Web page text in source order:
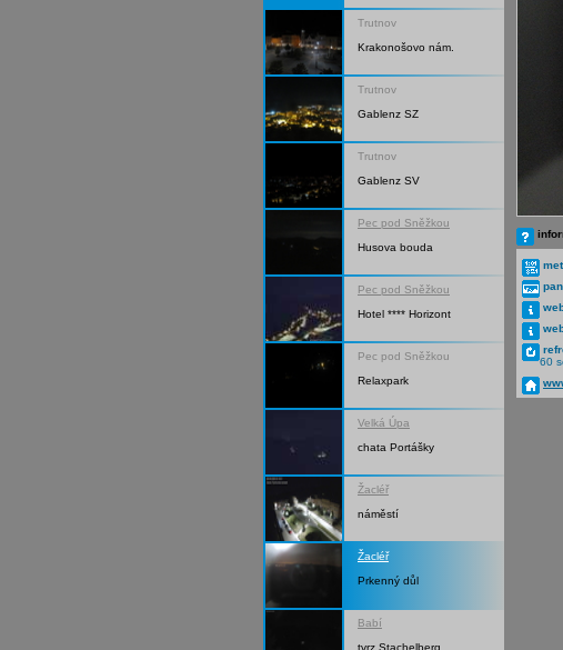
Trutnov
Krakonošovo nám.
Trutnov
Gablenz SZ
Trutnov
Gablenz SV
Pec pod Sněžkou
Husova bouda
Pec pod Sněžkou
Hotel **** Horizont
Pec pod Sněžkou
Relaxpark
Velká Úpa
chata Portášky
Žacléř
náměstí
Žacléř
Prkenný důl
Babí
tvrz Stachelberg
60